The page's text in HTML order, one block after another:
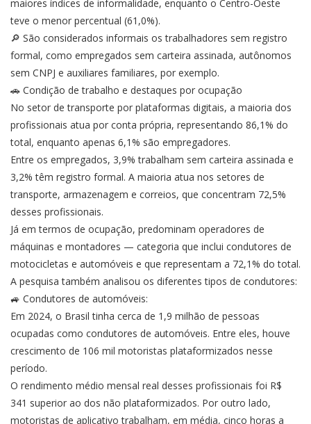
maiores índices de informalidade, enquanto o Centro-Oeste
teve o menor percentual (61,0%).
🔎 São considerados informais os trabalhadores sem registro
formal, como empregados sem carteira assinada, autônomos
sem CNPJ e auxiliares familiares, por exemplo.
🚗 Condição de trabalho e destaques por ocupação
No setor de transporte por plataformas digitais, a maioria dos
profissionais atua por conta própria, representando 86,1% do
total, enquanto apenas 6,1% são empregadores.
Entre os empregados, 3,9% trabalham sem carteira assinada e
3,2% têm registro formal. A maioria atua nos setores de
transporte, armazenagem e correios, que concentram 72,5%
desses profissionais.
Já em termos de ocupação, predominam operadores de
máquinas e montadores — categoria que inclui condutores de
motocicletas e automóveis e que representam a 72,1% do total.
A pesquisa também analisou os diferentes tipos de condutores:
🚙 Condutores de automóveis:
Em 2024, o Brasil tinha cerca de 1,9 milhão de pessoas
ocupadas como condutores de automóveis. Entre eles, houve
crescimento de 106 mil motoristas plataformizados nesse
período.
O rendimento médio mensal real desses profissionais foi R$
341 superior ao dos não plataformizados. Por outro lado,
motoristas de aplicativo trabalham, em média, cinco horas a